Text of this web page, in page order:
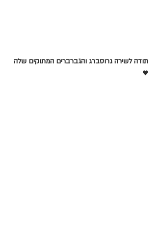
תודה לשירה גרוסברג והגברברים המתוקים שלה
♥